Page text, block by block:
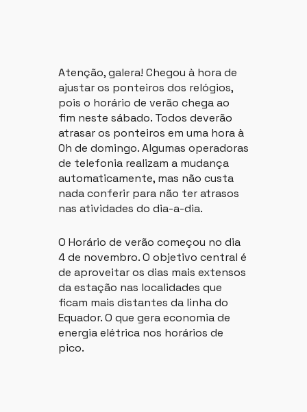
Atenção, galera! Chegou à hora de
ajustar os ponteiros dos relógios,
pois o horário de verão chega ao
fim neste sábado. Todos deverão
atrasar os ponteiros em uma hora à
0h de domingo. Algumas operadoras
de telefonia realizam a mudança
automaticamente, mas não custa
nada conferir para não ter atrasos
nas atividades do dia-a-dia.
O Horário de verão começou no dia
4 de novembro. O objetivo central é
de aproveitar os dias mais extensos
da estação nas localidades que
ficam mais distantes da linha do
Equador. O que gera economia de
energia elétrica nos horários de
pico.